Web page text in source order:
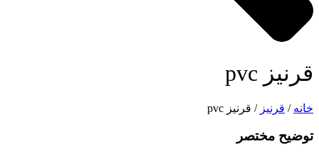
قرنیز pvc
خانه / قرنیز / قرنیز pvc
توضیح مختصر